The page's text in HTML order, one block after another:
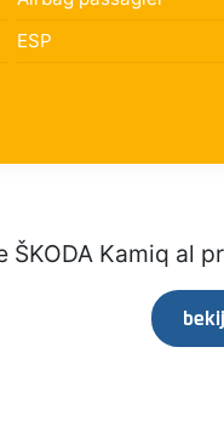
ESP
ŠKODA Kamiq al